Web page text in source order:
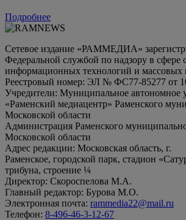
Подробнее
Сетевое издание «РАММЕДИА»
Федеральной службой по надзору в сфере
информационных технологий и массовых
Реестровый номер: ЭЛ № ФС77-85277 от
Учредители: Муниципальное автономное
«Раменский медиацентр» Раменского
Московской области
Администрация Раменского
Московской области
Адрес редакции: Московская область, г.
Раменское, городской парк, стадион
трибуна, строение ¼
Директор: Скороспелова М.А.
Главный редактор: Бурова М.О.
Электронная почта: rammedia22@mail.ru
Телефон: 8-496-46-3-12-67